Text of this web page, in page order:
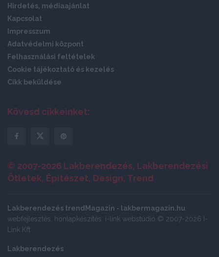
Hirdetés, médiaajánlat
Kapcsolat
Impresszum
Adatvédelmi központ
Felhasználási feltételek
Cookie tájékoztató és kezelés
Cikk beküldése
Kövesd cikkeinket:
© 2007-2026 Lakberendezés, Lakberendezési
Ötletek, Építészet, Design, Trend
Lakberendezés trendMagazin - lakbermagazin.hu
webfejlesztés, honlapkészítés: i-link webstúdió © 2007-2026 I-
Link Kft
Lakberendezés